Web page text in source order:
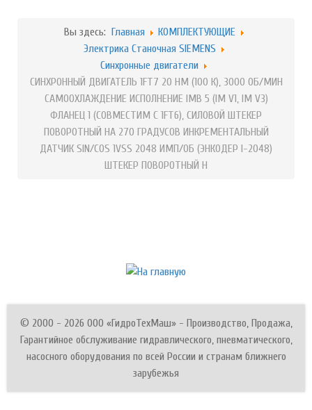
Вы здесь: Главная
КОМПЛЕКТУЮЩИЕ
Электрика Станочная SIEMENS
Синхронные двигатели
СИНХРОННЫЙ ДВИГАТЕЛЬ 1FT7 20 HM (100 К), 3000 ОБ/МИН
САМООХЛАЖДЕНИЕ ИСПОЛНЕНИЕ IMB 5 (IM V1, IM V3)
ФЛАНЕЦ 1 (СОВМЕСТИМ С 1FT6), СИЛОВОЙ ШТЕКЕР
ПОВОРОТНЫЙ НА 270 ГРАДУСОВ ИНКРЕМЕНТАЛЬНЫЙ
ДАТЧИК SIN/COS 1VSS 2048 ИМП/ОБ (ЭНКОДЕР I-2048)
ШТЕКЕР ПОВОРОТНЫЙ Н
© 2000 - 2026 ООО «ГидроТехМаш» - Производство, Продажа,
Гарантийное обслуживание гидравлического, пневматического,
насосного оборудования по всей России и странам ближнего
зарубежья